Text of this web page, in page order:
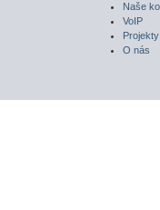
Naše
VoIP
Projekty
O nás